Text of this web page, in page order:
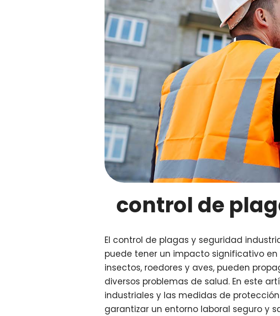
control de
El control de plagas y seguridad
puede tener un impacto significativo
insectos, roedores y aves, pueden
diversos problemas de salud. En este
industriales y las medidas de
garantizar un entorno laboral seguro y